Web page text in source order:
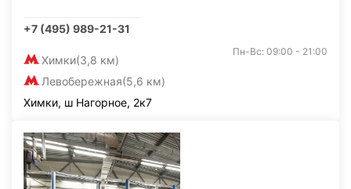
+7 (495) 989-21-31
Химки(3,8 км)
Левобережная(5,6 км)
Пн-Вс: 09:00 - 21:00
Химки, ш Нагорное, 2к7